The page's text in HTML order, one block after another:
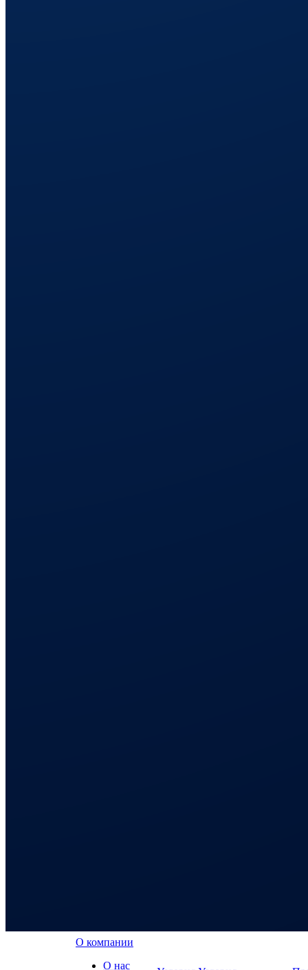
О компании
О нас